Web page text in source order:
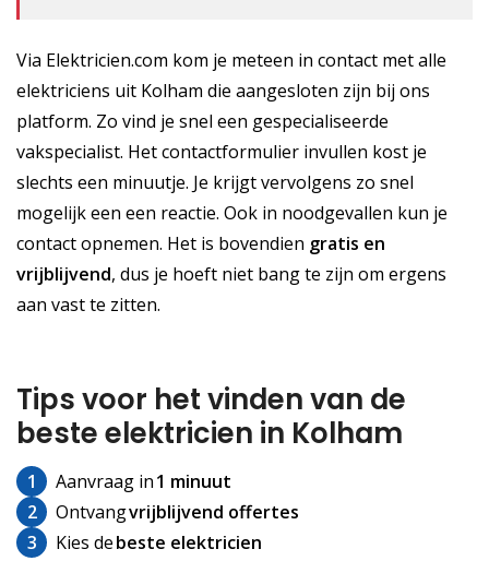
Via Elektricien.com kom je meteen in contact met alle
elektriciens uit Kolham die aangesloten zijn bij ons
platform. Zo vind je snel een gespecialiseerde
vakspecialist. Het contactformulier invullen kost je
slechts een minuutje. Je krijgt vervolgens zo snel
mogelijk een een reactie. Ook in noodgevallen kun je
contact opnemen. Het is bovendien gratis en
vrijblijvend, dus je hoeft niet bang te zijn om ergens
aan vast te zitten.
Tips voor het vinden van de
beste elektricien in Kolham
1 Aanvraag in1 minuut
2
Ontvangvrijblijvend offertes
3
Kies debeste elektricien